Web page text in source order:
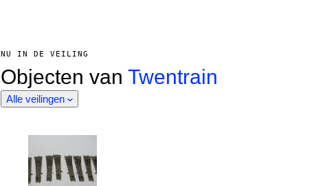
NU IN DE VEILING
Objecten van Twentrain
Alle veilingen